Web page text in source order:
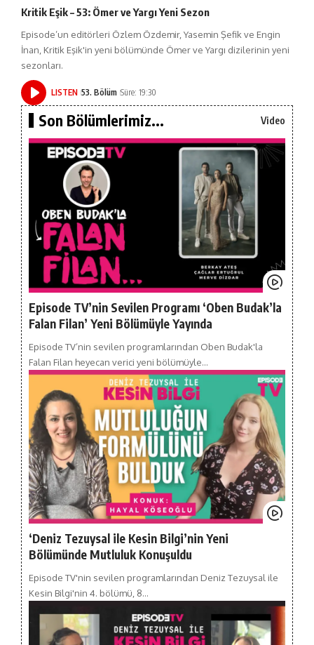
Kritik Eşik – 53: Ömer ve Yargı Yeni Sezon
Episode’un editörleri Özlem Özdemir, Yasemin Şefik ve Engin
İnan, Kritik Eşik'in yeni bölümünde Ömer ve Yargı dizilerinin yeni
sezonları.
LISTEN 53. Bölüm Süre: 19:30
Son Bölümlerimiz... Video
Episode TV’nin Sevilen Programı ‘Oben Budak’la
Falan Filan’ Yeni Bölümüyle Yayında
Episode TV’nin sevilen programlarından Oben Budak'la
Falan Filan heyecan verici yeni bölümüyle…
‘Deniz Tezuysal ile Kesin Bilgi’nin Yeni
Bölümünde Mutluluk Konuşuldu
Episode TV'nin sevilen programlarından Deniz Tezuysal ile
Kesin Bilgi'nin 4. bölümü, 8…